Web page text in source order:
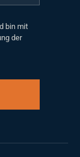
bin mit
der